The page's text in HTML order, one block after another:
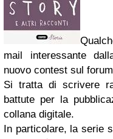
mail interessante
nuovo contest sul
Si tratta di scrivere
battute per la
collana digitale.
In particolare, la serie